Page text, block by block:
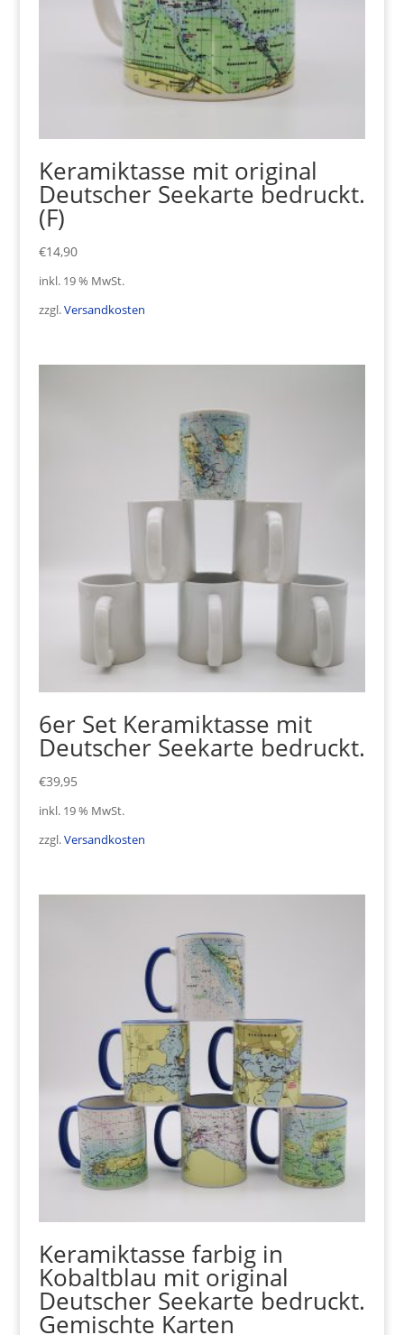
Keramiktasse mit original
Deutscher Seekarte bedruckt.
(F)
€14,90
inkl. 19 % MwSt.
zzgl.Versandkosten
6er Set Keramiktasse mit
Deutscher Seekarte bedruckt.
€39,95
inkl. 19 % MwSt.
zzgl.Versandkosten
Keramiktasse farbig in
Kobaltblau mit original
Deutscher Seekarte bedruckt.
Gemischte Karten